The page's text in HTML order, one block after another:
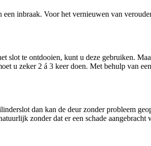
inbraak. Voor het vernieuwen van
slot te ontdooien, kunt u deze gebruiken.
u zeker 2 á 3 keer doen. Met behulp van
dan kan de deur zonder probleem
zonder dat er een schade aangebracht